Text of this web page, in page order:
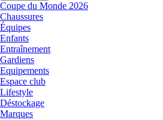
Coupe du Monde 2026
Chaussures
Équipes
Enfants
Entraînement
Gardiens
Equipements
Espace club
Lifestyle
Déstockage
Marques